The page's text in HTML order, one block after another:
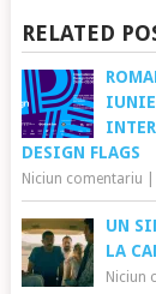
RELATED
DESIGN FLAGS
Niciun comentariu
UN
LA
Niciun